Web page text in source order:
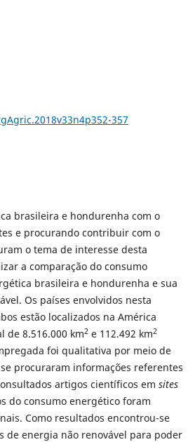
357
brasileira e hondurenha com o
e procurando contribuir com o
o tema de interesse desta
a comparação do consumo
brasileira e hondurenha e sua
Os países envolvidos nesta
estão localizados na América
de 8.516.000 km2 e 112.492 km2
foi qualitativa por meio de
procuraram informações referentes
artigos científicos em sites
do consumo energético foram
Como resultados encontrou-se
de energia não renovável para poder